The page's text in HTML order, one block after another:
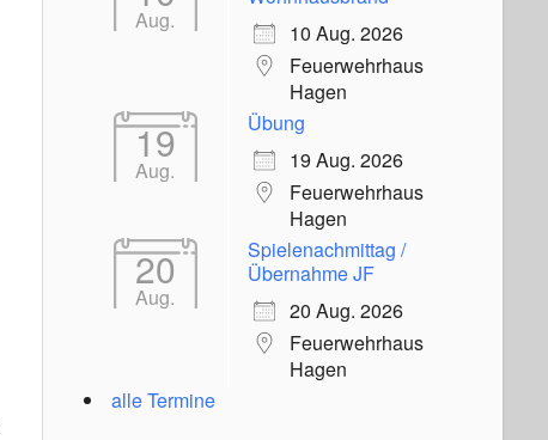
Aug.
10 Aug. 2026
Feuerwehrhaus
Hagen
19
Aug.
Übung
19 Aug. 2026
Feuerwehrhaus
Hagen
20
Aug.
Spielenachmittag /
Übernahme JF
20 Aug. 2026
Feuerwehrhaus
Hagen
alle Termine